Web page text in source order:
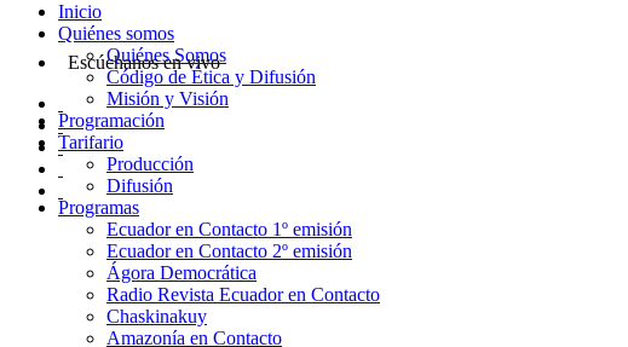
Escúchanos en vivo
Inicio
Quiénes somos
Quiénes Somos
Código de Ética y Difusión
Misión y Visión
Programación
Tarifario
Producción
Difusión
Programas
Ecuador en Contacto 1º emisión
Ecuador en Contacto 2º emisión
Ágora Democrática
Radio Revista Ecuador en Contacto
Chaskinakuy
Amazonía en Contacto